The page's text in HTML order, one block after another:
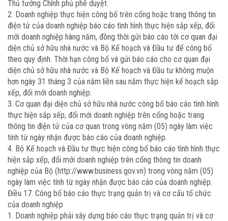
Thủ tướng Chính phủ phê duyệt.
2. Doanh nghiệp thực hiện công bố trên cổng hoặc trang thông tin
điện tử của doanh nghiệp báo cáo tình hình thực hiện sắp xếp, đổi
mới doanh nghiệp hàng năm, đồng thời gửi báo cáo tới cơ quan đại
diện chủ sở hữu nhà nước và Bộ Kế hoạch và Đầu tư để công bố
theo quy định. Thời hạn công bố và gửi báo cáo cho cơ quan đại
diện chủ sở hữu nhà nước và Bộ Kế hoạch và Đầu tư không muộn
hơn ngày 31 tháng 3 của năm liền sau năm thực hiện kế hoạch sắp
xếp, đổi mới doanh nghiệp.
3. Cơ quan đại diện chủ sở hữu nhà nước công bố báo cáo tình hình
thực hiện sắp xếp, đổi mới doanh nghiệp trên cổng hoặc trang
thông tin điện tử của cơ quan trong vòng năm (05) ngày làm việc
tính từ ngày nhận được báo cáo của doanh nghiệp.
4. Bộ Kế hoạch và Đầu tư thực hiện công bố báo cáo tình hình thực
hiện sắp xếp, đổi mới doanh nghiệp trên cổng thông tin doanh
nghiệp của Bộ (http://www.business.gov.vn) trong vòng năm (05)
ngày làm việc tính từ ngày nhận được báo cáo của doanh nghiệp.
Điều 17. Công bố báo cáo thực trạng quản trị và cơ cấu tổ chức
của doanh nghiệp
1. Doanh nghiệp phải xây dựng báo cáo thực trạng quản trị và cơ